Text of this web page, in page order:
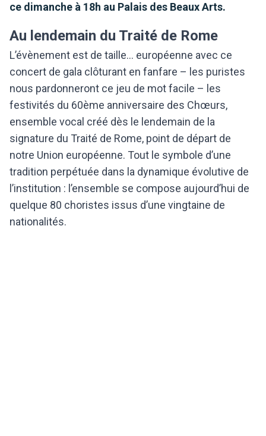
ce dimanche à 18h au Palais des Beaux Arts.
Au lendemain du Traité de Rome
L’évènement est de taille… européenne avec ce
concert de gala clôturant en fanfare – les puristes
nous pardonneront ce jeu de mot facile – les
festivités du 60ème anniversaire des Chœurs,
ensemble vocal créé dès le lendemain de la
signature du Traité de Rome, point de départ de
notre Union européenne. Tout le symbole d’une
tradition perpétuée dans la dynamique évolutive de
l’institution : l’ensemble se compose aujourd’hui de
quelque 80 choristes issus d’une vingtaine de
nationalités.